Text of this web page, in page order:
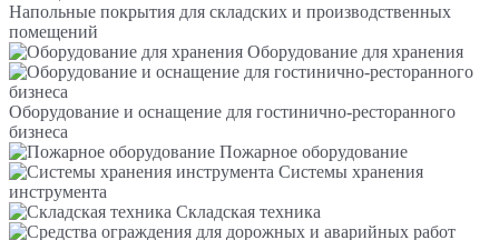
Напольные покрытия для складских и производственных
помещений
Оборудование для хранения
Оборудование и оснащение для гостинично-ресторанного
бизнеса
Пожарное оборудование
Системы хранения
инструмента
Складская техника